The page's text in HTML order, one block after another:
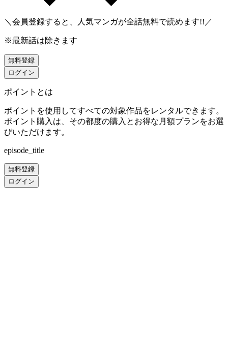
＼会員登録すると、人気マンガが全話無料で読めます!!／
※最新話は除きます
無料登録
ログイン
ポイントとは
ポイントを使用してすべての対象作品をレンタルできます。
ポイント購入は、その都度の購入とお得な月額プランをお選
びいただけます。
episode_title
無料登録
ログイン